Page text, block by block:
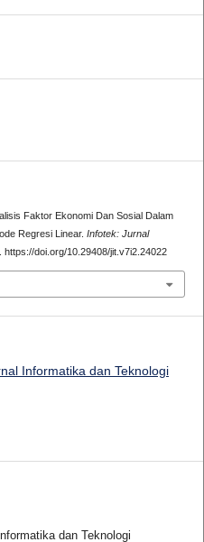
Faktor Ekonomi Dan Sosial Dalam
Regresi Linear. Infotek: Jurnal
https://doi.org/10.29408/jit.v7i2.24022
Informatika dan Teknologi
dan Teknologi